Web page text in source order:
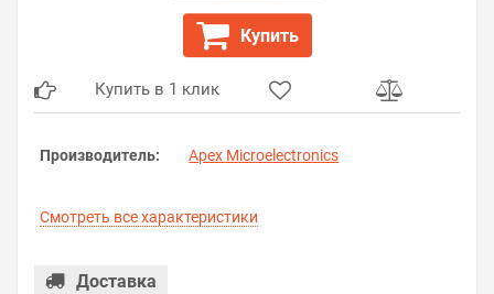
Купить
Купить в 1 клик
Производитель: Apex Microelectronics
Смотреть все характеристики
Доставка